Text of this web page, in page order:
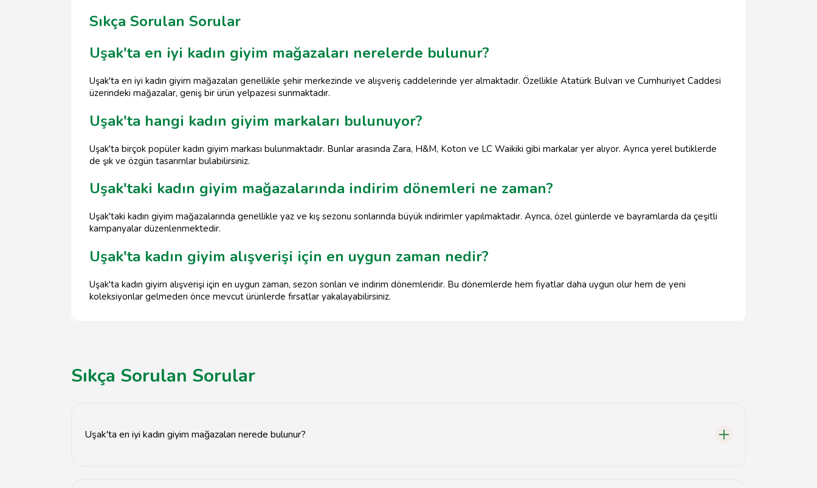
Sıkça Sorulan Sorular
Uşak'ta en iyi kadın giyim mağazaları nerelerde bulunur?
Uşak'ta en iyi kadın giyim mağazaları genellikle şehir merkezinde ve alışveriş caddelerinde yer almaktadır. Özellikle Atatürk Bulvarı ve Cumhuriyet Caddesi
üzerindeki mağazalar, geniş bir ürün yelpazesi sunmaktadır.
Uşak'ta hangi kadın giyim markaları bulunuyor?
Uşak'ta birçok popüler kadın giyim markası bulunmaktadır. Bunlar arasında Zara, H&M, Koton ve LC Waikiki gibi markalar yer alıyor. Ayrıca yerel butiklerde
de şık ve özgün tasarımlar bulabilirsiniz.
Uşak'taki kadın giyim mağazalarında indirim dönemleri ne zaman?
Uşak'taki kadın giyim mağazalarında genellikle yaz ve kış sezonu sonlarında büyük indirimler yapılmaktadır. Ayrıca, özel günlerde ve bayramlarda da çeşitli
kampanyalar düzenlenmektedir.
Uşak'ta kadın giyim alışverişi için en uygun zaman nedir?
Uşak'ta kadın giyim alışverişi için en uygun zaman, sezon sonları ve indirim dönemleridir. Bu dönemlerde hem fiyatlar daha uygun olur hem de yeni
koleksiyonlar gelmeden önce mevcut ürünlerde fırsatlar yakalayabilirsiniz.
Sıkça Sorulan Sorular
Uşak'ta en iyi kadın giyim mağazaları nerede bulunur?